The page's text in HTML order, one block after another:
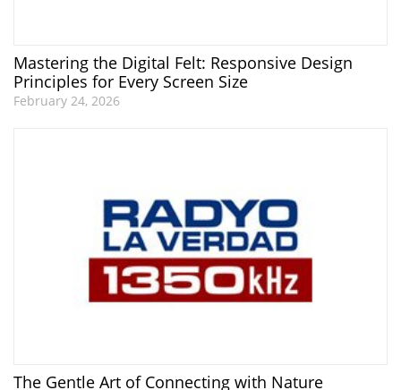
Mastering the Digital Felt: Responsive Design
Principles for Every Screen Size
February 24, 2026
The Gentle Art of Connecting with Nature